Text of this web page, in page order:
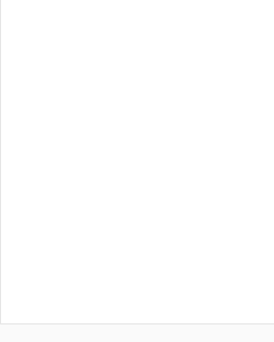
budynki_zlobki_przedszkola